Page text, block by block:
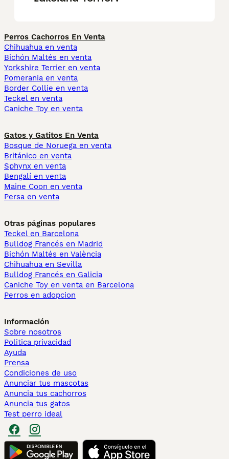
Perros Cachorros En Venta
Chihuahua en venta
Bichón Maltés en venta
Yorkshire Terrier en venta
Pomerania en venta
Border Collie en venta
Teckel en venta
Caniche Toy en venta
Gatos y Gatitos En Venta
Bosque de Noruega en venta
Británico en venta
Sphynx en venta
Bengalí en venta
Maine Coon en venta
Persa en venta
Otras páginas populares
Teckel en Barcelona
Bulldog Francés en Madrid
Bichón Maltés en València
Chihuahua en Sevilla
Bulldog Francés en Galicia
Caniche Toy en venta en Barcelona
Perros en adopcion
Información
Sobre nosotros
Politica privacidad
Ayuda
Prensa
Condiciones de uso
Anunciar tus mascotas
Anuncia tus cachorros
Anuncia tus gatos
Test perro ideal